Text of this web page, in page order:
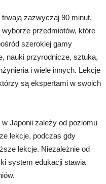
zazwyczaj 90 minut.
przedmiotów, które
szerokiej gamy
nauki przyrodnicze, sztuka,
i wiele innych. Lekcje
są ekspertami w swoich
Japonii zależy od poziomu
lekcje, podczas gdy
lekcje. Niezależnie od
system edukacji stawia